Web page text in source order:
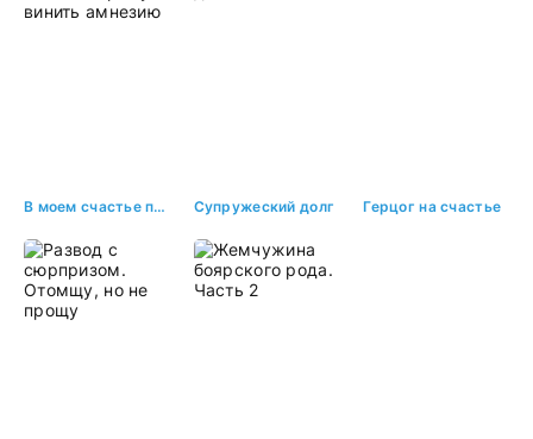
В моем счастье прошу винить амнезию Супружеский долг Герцог на счастье